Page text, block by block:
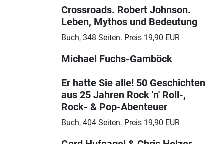
Crossroads. Robert Johnson.
Leben, Mythos und Bedeutung
Buch, 348 Seiten. Preis 19,90 EUR
Michael Fuchs-Gamböck
Er hatte Sie alle! 50 Geschichten
aus 25 Jahren Rock 'n' Roll-,
Rock- & Pop-Abenteuer
Buch, 404 Seiten. Preis 19,90 EUR